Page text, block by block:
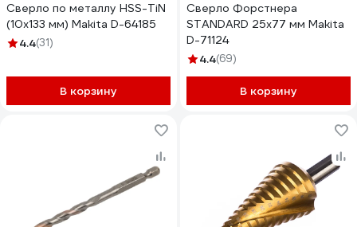
Сверло по металлу HSS-TiN
(10х133 мм) Makita D-64185
4.4(31)
В корзину
Сверло Форстнера
STANDARD 25x77 мм Makita
D-71124
4.4(69)
В корзину